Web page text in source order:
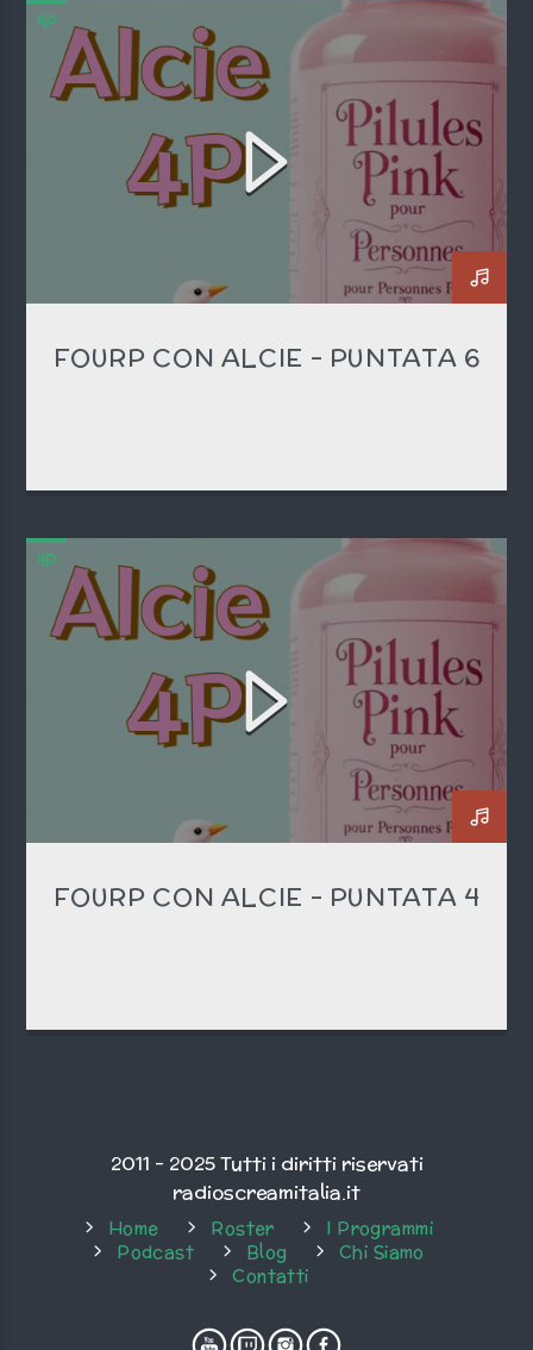
4P
FOURP CON ALCIE – PUNTATA 6
4P
FOURP CON ALCIE – PUNTATA 4
2011 - 2025 Tutti i diritti riservati
radioscreamitalia.it
Home Roster
I Programmi
Podcast
Blog
Chi Siamo
Contatti